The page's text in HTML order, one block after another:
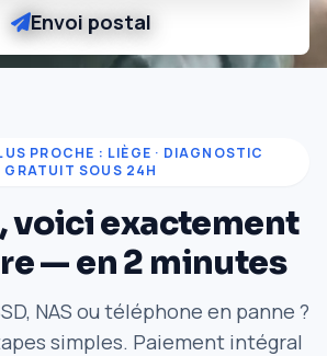
Envoi postal
PROCHE : LIÈGE · DIAGNOSTIC
GRATUIT SOUS 24H
voici exactement
— en 2 minutes
NAS ou téléphone en panne ?
simples. Paiement intégral